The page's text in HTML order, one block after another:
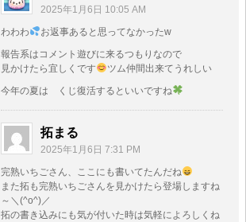
2025年1月6日 10:05 AM
わわわ
お返事あると思ってなかったw
報告系はコメント遊びに来るつもりなので
見かけたら宜しくです
ツム仲間出来てうれしい
今年の夏は くじ復活するといいですね
拓まる
2025年1月6日 7:31 PM
完熟いちごさん、ここにも書いてたんだね
また拓も完熟いちごさんを見かけたら登場しますね
～＼(^o^)／
拓の書き込みにも気が付いた時は気軽によろしくね